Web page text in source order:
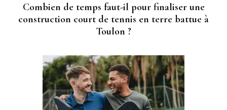
Combien de temps faut-il pour finaliser une
construction court de tennis en terre battue à
Toulon ?